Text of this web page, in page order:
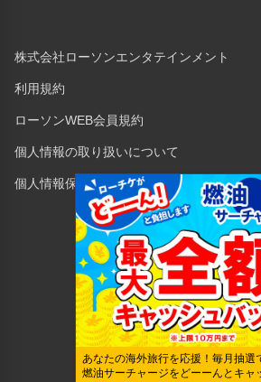
株式会社ローソンエンタテインメント
利用規約
ローソンWEB会員規約
個人情報の取り扱いについて
個人情報保護方針
Copyright © 1998 Lawson
あなたの海外旅行を応援！毎月抽選
燃油サーチャージをどーーんとキャ